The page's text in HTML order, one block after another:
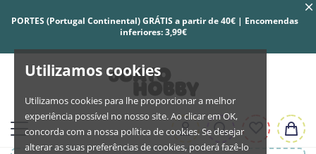
Utilizamos cookies
Utilizamos cookies para lhe proporcionar a melhor
experiência possível no nosso site. Ao clicar em OK,
concorda com a nossa política de cookies. Se desejar
alterar as suas preferências de cookies, poderá fazê-lo
PORTES (Portugal Continental) GRÁTIS a partir de 40€ | Encomendas
inferiores: 3,99€